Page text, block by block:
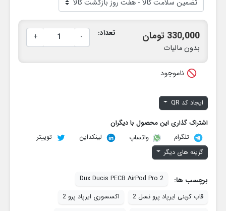
330,000 تومان
بدون مالیات
تعداد: -
+
 ناموجود
ایجاد کد QR
اشتراک گذاری این محصول با دیگران
تلگرام
واتساپ لینکداین
توییتر
گزینه های دیگر
برچسب ها:
Dux Ducis PECB AirPod Pro 2
قاب کربنی ایرپاد پرو نسل 2
اکسسوری ایرپاد پرو 2